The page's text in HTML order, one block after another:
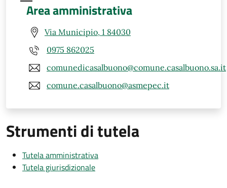
Area amministrativa
Via Municipio, 1 84030
0975 862025
comunedicasalbuono@comune.casalbuono.sa.it
comune.casalbuono@asmepec.it
Strumenti di tutela
Tutela amministrativa
Tutela giurisdizionale